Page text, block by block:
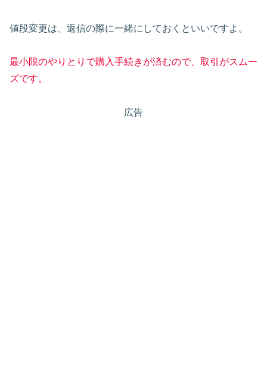
値段変更は、返信の際に一緒にしておくといいですよ。
最小限のやりとりで購入手続きが済むので、取引がスムー
ズです。
広告